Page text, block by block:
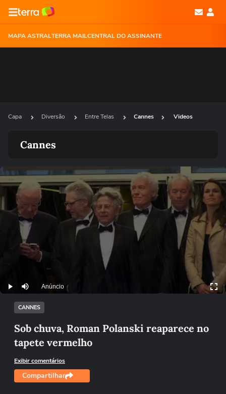
MAPA ASTRALTERRA MAILCENTRAL DO ASSINANTE
Capa Diversão Entre Telas Cannes Videos
Cannes
Play Mutar Anúncio
CANNES
Sob chuva, Roman Polanski reaparece no
tapete vermelho
Exibir comentários
Compartilhar